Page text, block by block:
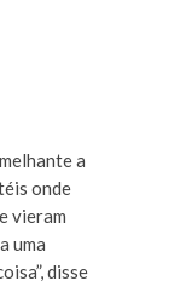
a
onde
vieram
uma
disse